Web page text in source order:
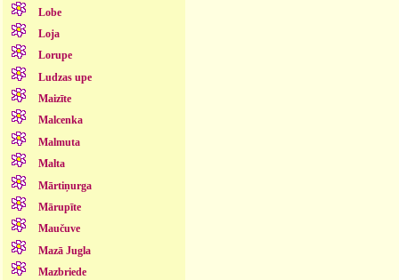
Lobe
Loja
Lorupe
Ludzas upe
Maizīte
Malcenka
Malmuta
Malta
Mārtiņurga
Mārupīte
Maučuve
Mazā Jugla
Mazbriede